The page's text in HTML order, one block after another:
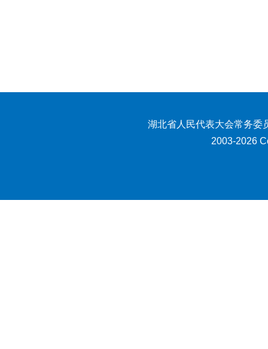
湖北省人民代表大会常务委
2003-2026